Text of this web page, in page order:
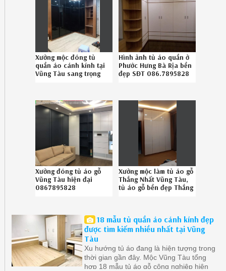
Xưởng mộc đóng tủ
quần áo cánh kính tại
Vũng Tàu sang trọng
Hình ảnh tủ áo quần ở
Phước Hưng Bà Rịa bền
đẹp SĐT 086.7895828
Xưởng đóng tủ áo gỗ
Vũng Tàu hiện đại
0867895828
Xưởng mộc làm tủ áo gỗ
Thắng Nhất Vũng Tàu,
tủ áo gỗ bền đẹp Thắng
18 mẫu tủ quần áo cánh kính đẹp
được tìm kiếm nhiều nhất tại Vũng
Tàu
Xu hướng tủ áo đang là hiện tượng trong
thời gian gần đây. Mộc Vũng Tàu tổng
hợp 18 mẫu tủ áo gỗ công nghiệp hiện